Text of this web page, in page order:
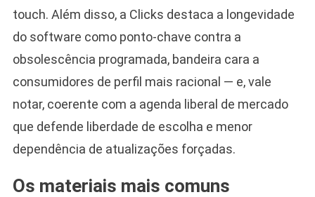
touch. Além disso, a Clicks destaca a longevidade
do software como ponto-chave contra a
obsolescência programada, bandeira cara a
consumidores de perfil mais racional — e, vale
notar, coerente com a agenda liberal de mercado
que defende liberdade de escolha e menor
dependência de atualizações forçadas.
Os materiais mais comuns